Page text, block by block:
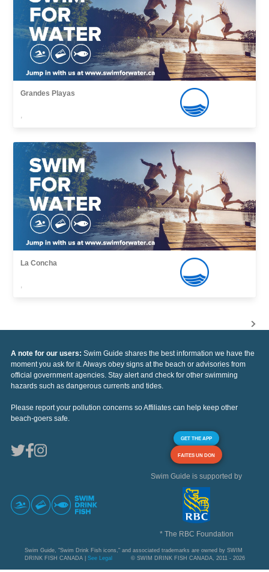
Grandes Playas
,
La Concha
,
A note for our users: Swim Guide shares the best information we have the
moment you ask for it. Always obey signs at the beach or advisories from
official government agencies. Stay alert and check for other swimming
hazards such as dangerous currents and tides.
Please report your pollution concerns so Affiliates can help keep other
beach-goers safe.
GET THE APP
FAITES UN DON
Swim Guide is supported by
* The RBC Foundation
Swim Guide, "Swim Drink Fish icons," and associated trademarks are owned by SWIM
DRINK FISH CANADA | See Legal © SWIM DRINK FISH CANADA, 2011 - 2026